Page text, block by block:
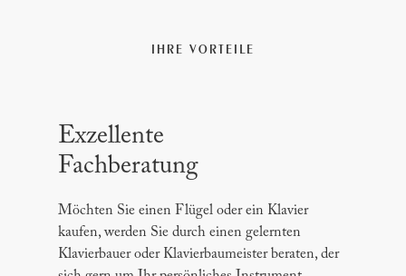
IHRE VORTEILE
Exzellente
Fachberatung
Möchten Sie einen Flügel oder ein Klavier
kaufen, werden Sie durch einen gelernten
Klavierbauer oder Klavierbaumeister beraten, der